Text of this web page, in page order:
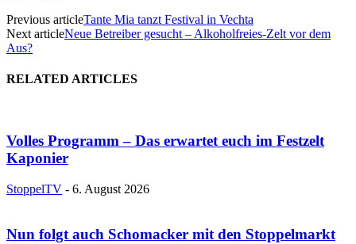
Previous articleTante Mia tanzt Festival in Vechta
Next articleNeue Betreiber gesucht – Alkoholfreies-Zelt vor dem
Aus?
RELATED ARTICLES
Volles Programm – Das erwartet euch im Festzelt
Kaponier
StoppelTV - 6. August 2026
Nun folgt auch Schomacker mit den Stoppelmarkt